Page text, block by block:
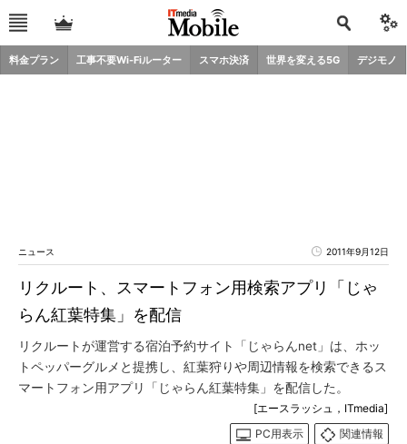
料金プラン 工事不要Wi-Fiルーター スマホ決済 世界を変える5G デジモノ
ニュース 2011年9月12日
リクルート、スマートフォン用検索アプリ「じゃ
らん紅葉特集」を配信
リクルートが運営する宿泊予約サイト「じゃらんnet」は、ホッ
トペッパーグルメと提携し、紅葉狩りや周辺情報を検索できるス
マートフォン用アプリ「じゃらん紅葉特集」を配信した。
[エースラッシュ，ITmedia]
PC用表示
関連情報